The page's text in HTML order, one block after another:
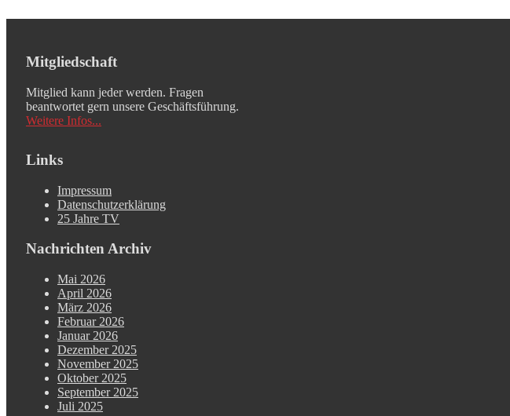
Mitgliedschaft
Mitglied kann jeder werden. Fragen
beantwortet gern unsere Geschäftsführung.
Weitere Infos...
Links
Impressum
Datenschutzerklärung
25 Jahre TV
Nachrichten Archiv
Mai 2026
April 2026
März 2026
Februar 2026
Januar 2026
Dezember 2025
November 2025
Oktober 2025
September 2025
Juli 2025